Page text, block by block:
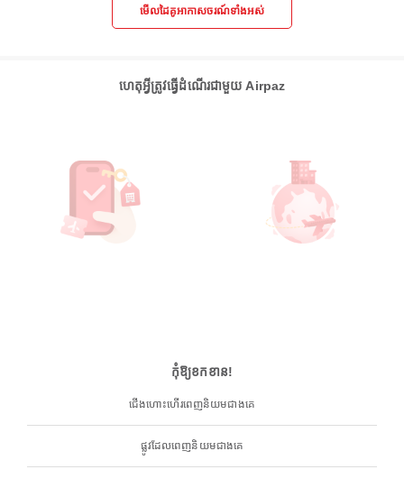
មើលដៃគូអាកាសចរណ៍ទាំងអស់
ហេតុអ្វីត្រូវធ្វើដំណើរជាមួយ Airpaz
កុំឱ្យខកខាន!
ជើងហោះហើរពេញនិយមជាងគេ
ផ្លូវដែលពេញនិយមជាងគេ